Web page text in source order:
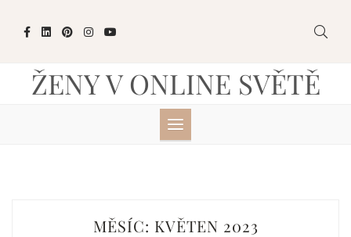
ŽENY V ONLINE SVĚTĚ
MĚSÍC: KVĚTEN 2023